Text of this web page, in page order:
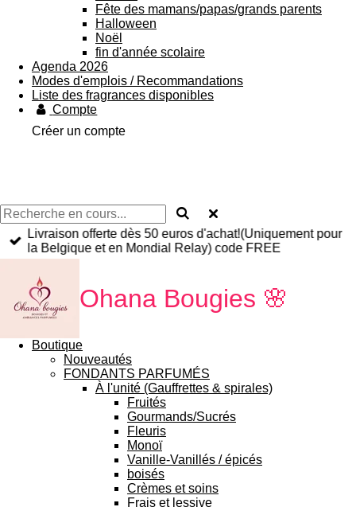
Fête des mamans/papas/grands parents
Halloween
Noël
fin d'année scolaire
Agenda 2026
Modes d'emplois / Recommandations
Liste des fragrances disponibles
Compte
Créer un compte
Livraison offerte dès 50 euros d'achat!(Uniquement pour
la Belgique et en Mondial Relay) code FREE
Ohana Bougies 🌸
Boutique
Nouveautés
FONDANTS PARFUMÉS
À l'unité (Gauffrettes & spirales)
Fruités
Gourmands/Sucrés
Fleuris
Monoï
Vanille-Vanillés / épicés
boisés
Crèmes et soins
Frais et lessive